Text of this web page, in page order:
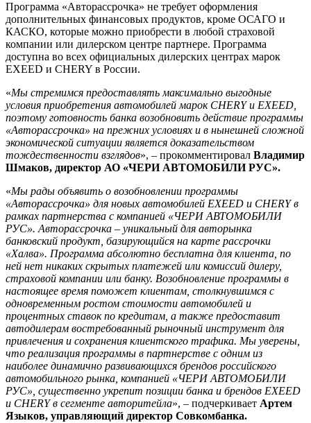
Программа «Авторассрочка» не требует оформления
дополнительных финансовых продуктов, кроме ОСАГО и
КАСКО, которые можно приобрести в любой страховой
компании или дилерском центре партнере. Программа
доступна во всех официальных дилерских центрах марок
EXEED и CHERY в России.
«Мы стремимся предоставлять максимально выгодные
условия приобретения автомобилей марок CHERY и EXEED,
поэтому готовность банка возобновить действие программы
«Авторассрочка» на прежних условиях и в нынешней сложной
экономической ситуации является доказательством
тождественности взглядов», – прокомментировал Владимир
Шмаков, директор АО «ЧЕРИ АВТОМОБИЛИ РУС».
«Мы рады объявить о возобновлении программы
«Авторассрочка» для новых автомобилей EXEED и CHERY в
рамках партнерства с компанией «ЧЕРИ АВТОМОБИЛИ
РУС». Авторассрочка – уникальный для авторынка
банковский продукт, базирующийся на карте рассрочки
«Халва». Программа абсолютно бесплатна для клиента, по
ней нет никаких скрытых платежей или комиссий дилеру,
страховой компании или банку. Возобновление программы в
настоящее время поможет клиентам, столкнувшимся с
одновременным ростом стоимости автомобилей и
процентных ставок по кредитам, а также предоставит
автодилерам востребованный рыночный инструмент для
привлечения и сохранения клиентского трафика. Мы уверены,
что реализация программы в партнерстве с одним из
наиболее динамично развивающихся брендов российского
автомобильного рынка, компанией «ЧЕРИ АВТОМОБИЛИ
РУС», существенно укрепит позиции банка и брендов EXEED
и CHERY в сегменте авторитейла», – подчеркивает Артем
Языков, управляющий директор Совкомбанка.